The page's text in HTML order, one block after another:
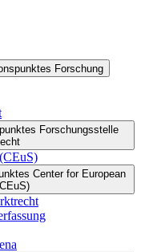
Forschung
Forschungsstelle
Center for European